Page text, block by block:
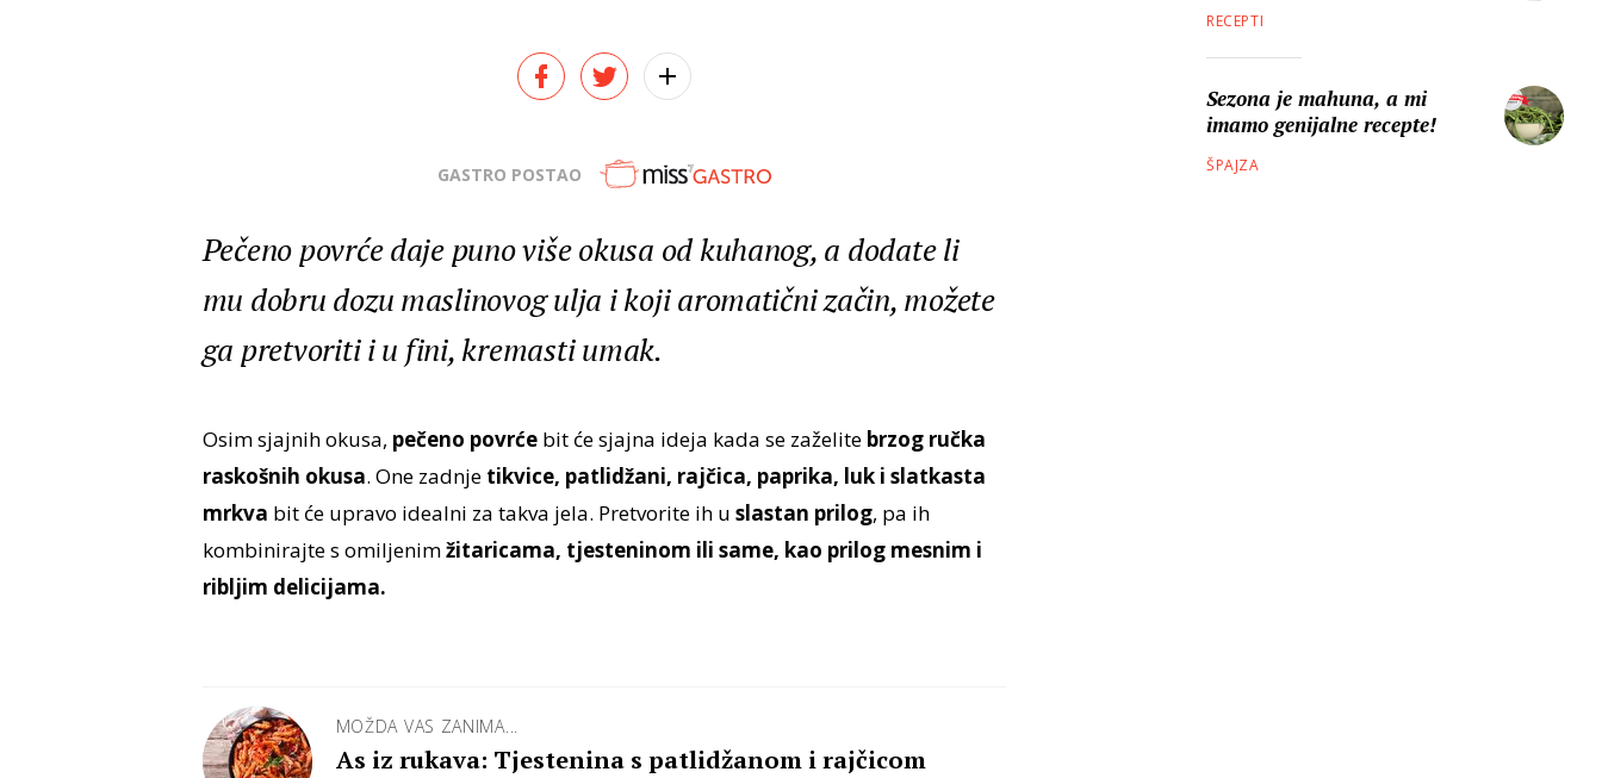
GASTRO POSTAO
Pečeno povrće daje puno više okusa od kuhanog, a dodate li
mu dobru dozu maslinovog ulja i koji aromatični začin, možete
ga pretvoriti i u fini, kremasti umak.
Osim sjajnih okusa, pečeno povrćebit će sjajna ideja kada se zaželite brzog ručka
raskošnih okusa. One zadnjetikvice, patlidžani, rajčica, paprika, luk i slatkasta
mrkva bit će upravo idealni za takva jela. Pretvorite ih u slastan prilog, pa ih
kombinirajte s omiljenimžitaricama, tjesteninom ili same, kao prilog mesnim i
ribljim delicijama.
MOŽDA VAS ZANIMA...
As iz rukava: Tjestenina s patlidžanom i rajčicom
RECEPTI
Sezona je mahuna, a mi
imamo genijalne recepte!
ŠPAJZA